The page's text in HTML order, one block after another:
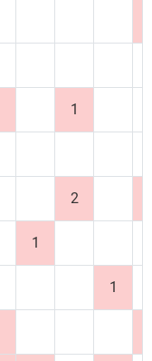
1
2
1
1